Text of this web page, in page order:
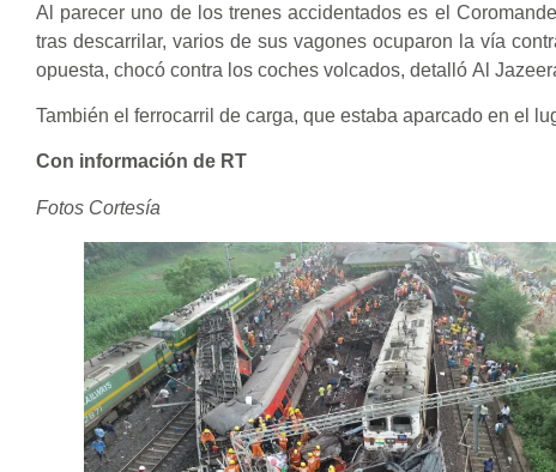
Al parecer uno de los trenes accidentados es el
tras descarrilar, varios de sus vagones ocuparon la vía
opuesta, chocó contra los coches volcados, detalló Al
También el ferrocarril de carga, que estaba aparcado en el
Con información de RT
Fotos Cortesía